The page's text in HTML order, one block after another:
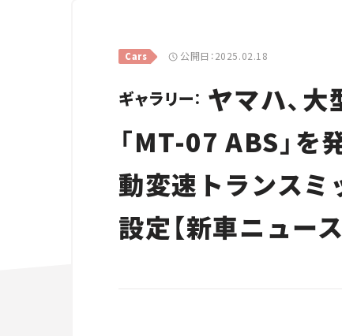
Cars 公開日：2025.02.18
ギャラリー： ヤマハ、
「MT-07 ABS」を
動変速トランスミ
設定【新車ニュース